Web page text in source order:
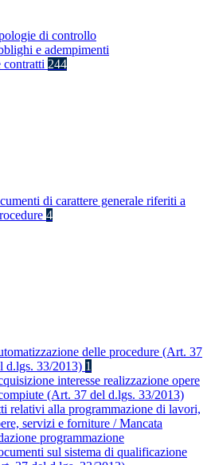
di controllo
e adempimenti
contratti 244
di carattere generale riferiti a
4
delle procedure (Art. 37
d.lgs. 33/2013) 1
interesse realizzazione opere
(Art. 37 del d.lgs. 33/2013)
relativi alla programmazione di lavori,
servizi e forniture / Mancata
programmazione
sul sistema di qualificazione